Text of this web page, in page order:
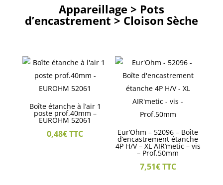
Appareillage > Pots
d’encastrement > Cloison Sèche
Boîte étanche à l’air 1
poste prof.40mm –
EUROHM 52061
0,48€TTC Eur’Ohm – 52096 – Boîte
d’encastrement étanche
4P H/V – XL AIR’metic – vis
– Prof.50mm
7,51€TTC